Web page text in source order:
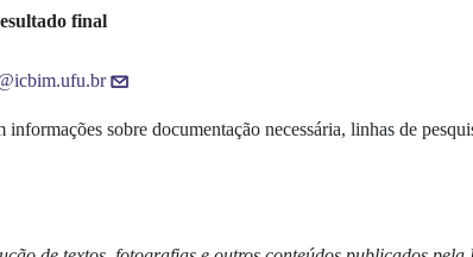
final
informações sobre documentação necessária, linhas de